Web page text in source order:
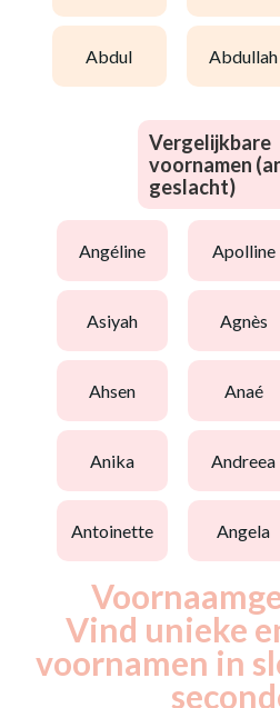
abdul abdullah
Vergelijkbare
voornamen
geslacht)
angéline apolline
asiyah agnès
ahsen anaé
anika andreea
antoinette angela
Vind unieke
voornamen in